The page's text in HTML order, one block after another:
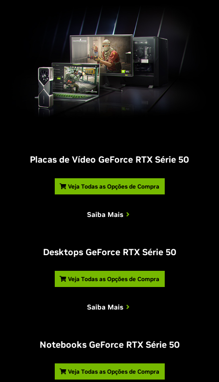
Placas de Vídeo GeForce RTX Série 50
Veja Todas as Opções de Compra
Saiba Mais
Desktops GeForce RTX Série 50
Veja Todas as Opções de Compra
Saiba Mais
Notebooks GeForce RTX Série 50
Veja Todas as Opções de Compra